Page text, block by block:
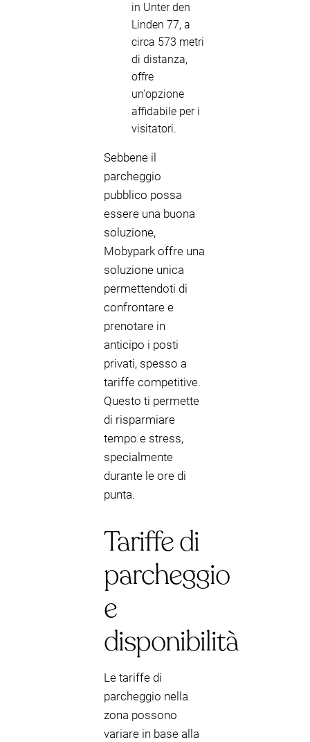
in Unter den
Linden 77, a
circa 573 metri
di distanza,
offre
un'opzione
affidabile per i
visitatori.
Sebbene il
parcheggio
pubblico possa
essere una buona
soluzione,
Mobypark offre una
soluzione unica
permettendoti di
confrontare e
prenotare in
anticipo i posti
privati, spesso a
tariffe competitive.
Questo ti permette
di risparmiare
tempo e stress,
specialmente
durante le ore di
punta.
Tariffe di
parcheggio
e
disponibilità
Le tariffe di
parcheggio nella
zona possono
variare in base alla